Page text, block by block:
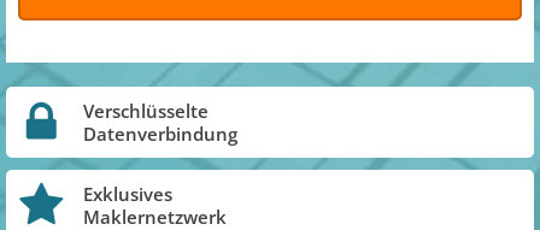
Verschlüsselte
Datenverbindung
Exklusives
Maklernetzwerk